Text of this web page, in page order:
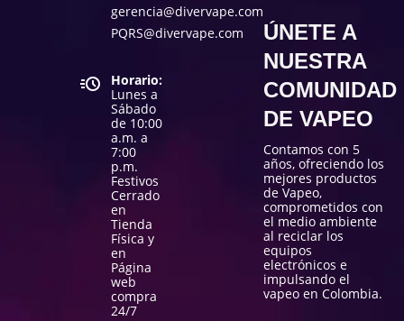
gerencia@divervape.com
PQRS@divervape.com
Horario:
Lunes a
Sábado
de 10:00
a.m. a
7:00
p.m.
Festivos
Cerrado
en
Tienda
Física y
en
Página
web
compra
24/7
ÚNETE A
NUESTRA
COMUNIDAD
DE VAPEO
Contamos con 5
años, ofreciendo los
mejores productos
de Vapeo,
comprometidos con
el medio ambiente
al reciclar los
equipos
electrónicos e
impulsando el
vapeo en Colombia.